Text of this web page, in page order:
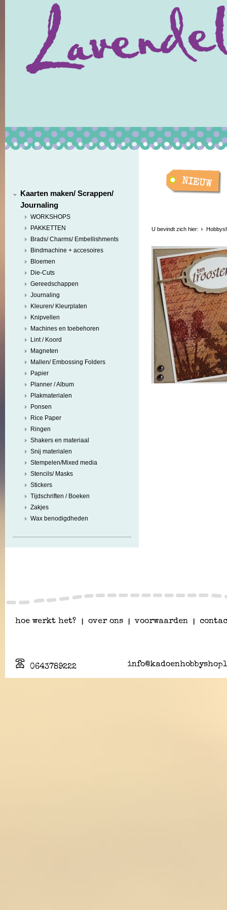
Kaarten maken/ Scrappen/
Journaling
WORKSHOPS
PAKKETTEN
Brads/ Charms/ Embellishments
Bindmachine + accesoires
Bloemen
Die-Cuts
Gereedschappen
Journaling
Kleuren/ Kleurplaten
Knipvellen
Machines en toebehoren
Lint / Koord
Magneten
Mallen/ Embossing Folders
Papier
Planner / Album
Plakmaterialen
Ponsen
Rice Paper
Ringen
Shakers en materiaal
Snij materialen
Stempelen/Mixed media
Stencils/ Masks
Stickers
Tijdschriften / Boeken
Zakjes
Wax benodigdheden
U bevindt zich hier:
hoe werkt het? over ons voorwaarden
0643789222